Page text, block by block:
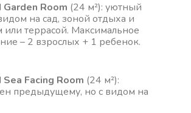
Room (24 м²): уютный
на сад, зоной отдыха и
или террасой. Максимальное
– 2 взрослых + 1 ребенок.
Facing Room (24 м²):
предыдущему, но с видом на